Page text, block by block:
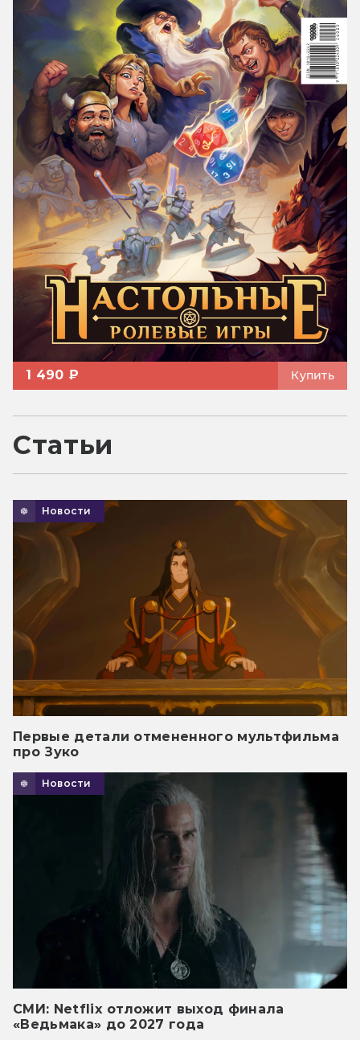
1 490 ₽ Купить
Статьи
Новости
Первые детали отмененного мультфильма
про Зуко
Новости
СМИ: Netflix отложит выход финала
«Ведьмака» до 2027 года